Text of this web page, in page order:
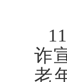
诈
老